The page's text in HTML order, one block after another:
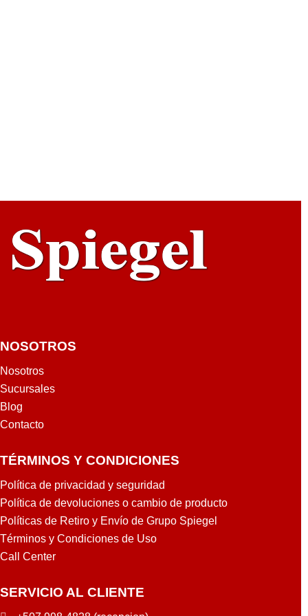
NOSOTROS
Nosotros
Sucursales
Blog
Contacto
TÉRMINOS Y CONDICIONES
Política de privacidad y seguridad
Política de devoluciones o cambio de producto
Políticas de Retiro y Envío de Grupo Spiegel
Términos y Condiciones de Uso
Call Center
SERVICIO AL CLIENTE